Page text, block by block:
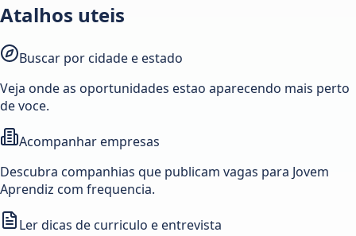
Atalhos uteis
Buscar por cidade e estado
Veja onde as oportunidades estao aparecendo mais perto
de voce.
Acompanhar empresas
Descubra companhias que publicam vagas para Jovem
Aprendiz com frequencia.
Ler dicas de curriculo e entrevista